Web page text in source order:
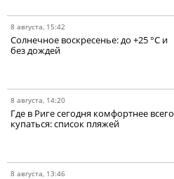
8 августа, 15:42
Солнечное воскресенье: до +25 °C и
без дождей
8 августа, 14:20
Где в Риге сегодня комфортнее всего
купаться: список пляжей
8 августа, 13:46